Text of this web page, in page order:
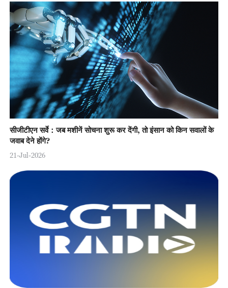
सीजीटीएन सर्वे：जब मशीनें सोचना शुरू कर देंगी, तो इंसान को किन सवालों के
जवाब देने होंगे?
21-Jul-2026